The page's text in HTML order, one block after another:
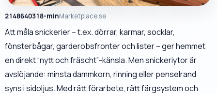
2148640318-minMarketplace.se
Att måla snickerier – t.ex. dörrar, karmar, socklar,
fönsterbågar, garderobsfronter och lister – ger hemmet
en direkt “nytt och fräscht”-känsla. Men snickeriytor är
avslöjande: minsta dammkorn, rinning eller penselrand
syns i sidoljus. Med rätt förarbete, rätt färgsystem och